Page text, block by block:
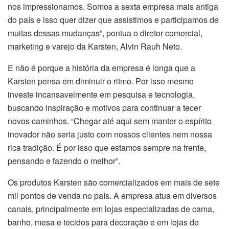
nos impressionamos. Somos a sexta empresa mais antiga
do país e isso quer dizer que assistimos e participamos de
muitas dessas mudanças”, pontua o diretor comercial,
marketing e varejo da Karsten, Alvin Rauh Neto.
E não é porque a história da empresa é longa que a
Karsten pensa em diminuir o ritmo. Por isso mesmo
investe incansavelmente em pesquisa e tecnologia,
buscando inspiração e motivos para continuar a tecer
novos caminhos. “Chegar até aqui sem manter o espírito
inovador não seria justo com nossos clientes nem nossa
rica tradição. É por isso que estamos sempre na frente,
pensando e fazendo o melhor”.
Os produtos Karsten são comercializados em mais de sete
mil pontos de venda no país. A empresa atua em diversos
canais, principalmente em lojas especializadas de cama,
banho, mesa e tecidos para decoração e em lojas de